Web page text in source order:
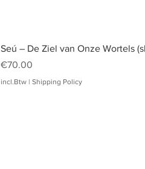
Seú – De Ziel van Onze Wortels
Prijs
€70.00
incl.Btw | Shipping Policy